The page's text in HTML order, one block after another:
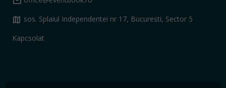
map sos. Splaiul Independentei nr 17, Bucuresti, Sector 5
Kapcsolat